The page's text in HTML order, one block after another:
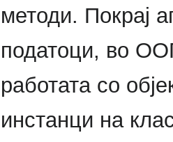
методи. Покрај
податоци, во
работата со
инстанци на